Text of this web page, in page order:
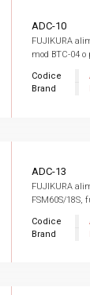
ADC-10
FUJIKURA
mod BTC-04 o
Codice
Brand
ADC-13
FUJIKURA
FSM60S/18S,
Codice
Brand